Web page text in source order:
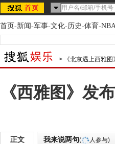
首页-新闻-军事-文化-历史-体育-
> 《北京遇上西雅图
《西雅图》发
正文 我来说两句( 人参与)